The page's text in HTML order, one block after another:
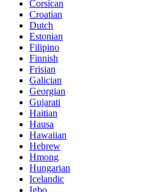
Corsican
Croatian
Dutch
Estonian
Filipino
Finnish
Frisian
Galician
Georgian
Gujarati
Haitian
Hausa
Hawaiian
Hebrew
Hmong
Hungarian
Icelandic